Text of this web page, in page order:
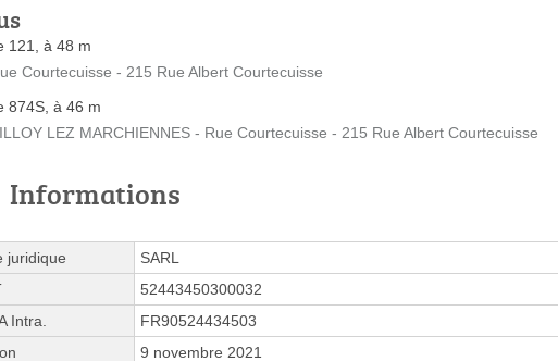
121, à 48 m
Courtecuisse - 215 Rue Albert Courtecuisse
874S, à 46 m
LEZ MARCHIENNES - Rue Courtecuisse - 215 Rue Albert Courtecuisse
Informations
juridique
SARL
52443450300032
Intra.
FR90524434503
9 novembre 2021